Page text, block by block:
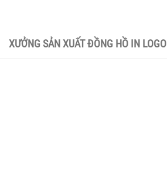
XƯỞNG SẢN XUẤT ĐỒNG HỒ IN LOGO